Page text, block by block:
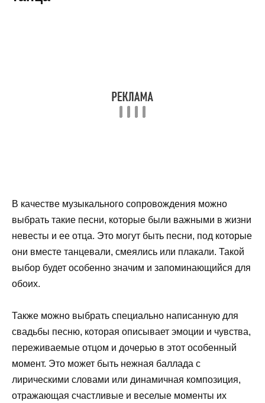
В качестве музыкального сопровождения можно
выбрать такие песни, которые были важными в жизни
невесты и ее отца. Это могут быть песни, под которые
они вместе танцевали, смеялись или плакали. Такой
выбор будет особенно значим и запоминающийся для
обоих.
Также можно выбрать специально написанную для
свадьбы песню, которая описывает эмоции и чувства,
переживаемые отцом и дочерью в этот особенный
момент. Это может быть нежная баллада с
лирическими словами или динамичная композиция,
отражающая счастливые и веселые моменты их